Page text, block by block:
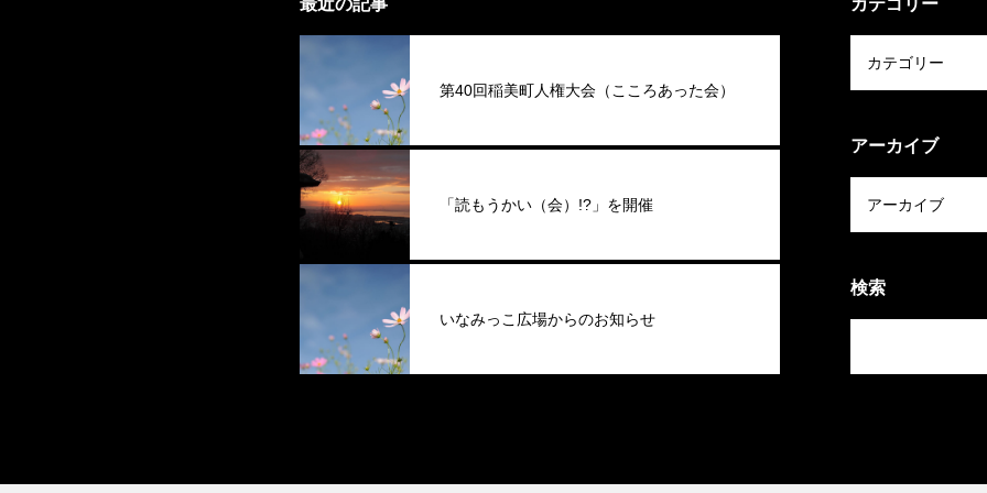
最近の記事
第40回稲美町人権大会（こころあった会）
「読もうかい（会）!?」を開催
いなみっこ広場からのお知らせ
カテゴリー
アーカイブ
検索